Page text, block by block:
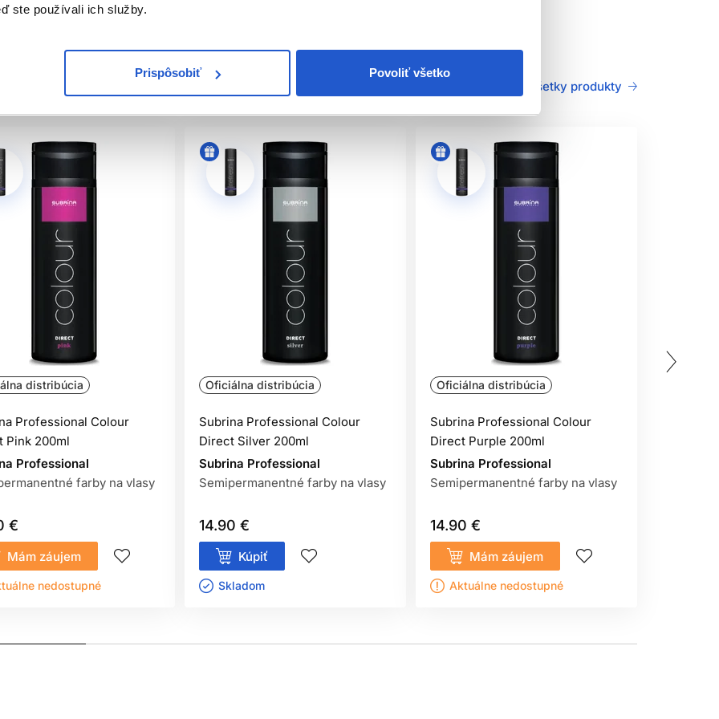
ste používali ich služby.
Prispôsobiť Povoliť všetko
spolu s Bionic vyvíjačom
Pred použitím si pozorne prečítajte návod a dôsledne ho dodržiavajte. Tento výrobok nie je určený pre
test kožnej znášanlivosti vykonaný48 hodín pred každým použitím produktu. Naneste malé množstvo
predlaktia) a nechajte pôsobiť. Ak sa počas testu alebo do 48 hodín objaví podráždenie, svrbenie,
pokožku hlavy,
farbenie vlasov,
čiernou henou.
Všetky produkty
distribúcia
Professional Colour
Pink 200ml
Professional
farby na vlasy
€
Mám záujem
nedostupné
Oficiálna distribúcia
Subrina Professional Colour
Direct Silver 200ml
Subrina Professional
Semipermanentné farby na vlasy
14.90 €
Kúpiť
Skladom ㅤ
Oficiálna distribúcia
Subrina Professional Colour
Direct Purple 200ml
Subrina Professional
Semipermanentné farby na vlasy
14.90 €
Mám záujem
Aktuálne nedostupné